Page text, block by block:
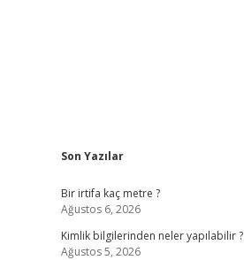
Sidebar
Son Yazılar
Bir irtifa kaç metre ?
Ağustos 6, 2026
Kimlik bilgilerinden neler yapılabilir ?
Ağustos 5, 2026